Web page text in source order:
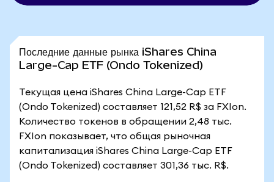
Последние данные рынка iShares China
Large-Cap ETF (Ondo Tokenized)
Текущая цена iShares China Large-Cap ETF
(Ondo Tokenized) составляет 121,52 R$ за FXIon.
Количество токенов в обращении 2,48 тыс.
FXIon показывает, что общая рыночная
капитализация iShares China Large-Cap ETF
(Ondo Tokenized) составляет 301,36 тыс. R$.